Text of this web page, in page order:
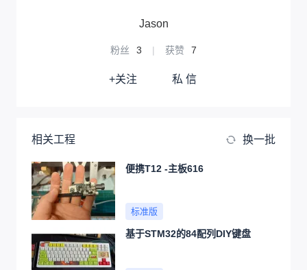
Jason
粉丝 3 | 获赞 7
+关注 私 信
相关工程 换一批
便携T12 -主板616
标准版
基于STM32的84配列DIY键盘